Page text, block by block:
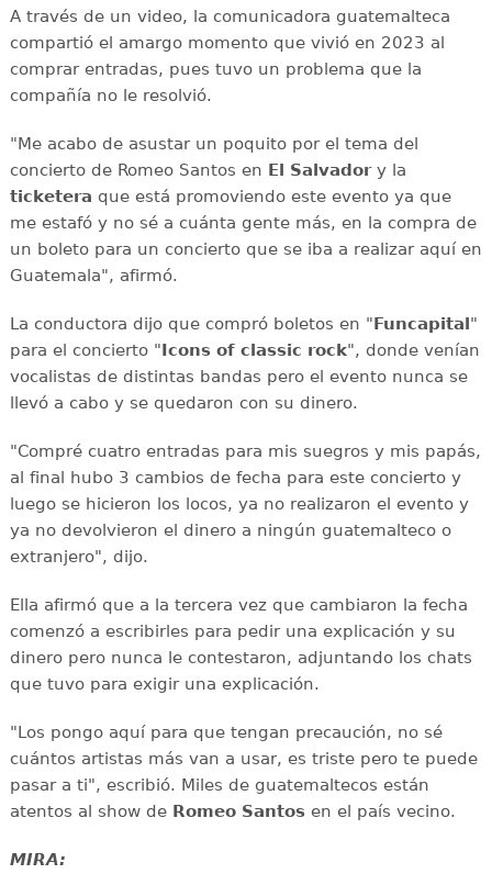
A través de un video, la comunicadora guatemalteca
compartió el amargo momento que vivió en 2023 al
comprar entradas, pues tuvo un problema que la
compañía no le resolvió.
"Me acabo de asustar un poquito por el tema del
concierto de Romeo Santos en El Salvadory la
ticketera que está promoviendo este evento ya que
me estafó y no sé a cuánta gente más, en la compra de
un boleto para un concierto que se iba a realizar aquí en
Guatemala", afirmó.
La conductora dijo que compró boletos en "Funcapital"
para el concierto "Icons of classic rock", donde venían
vocalistas de distintas bandas pero el evento nunca se
llevó a cabo y se quedaron con su dinero.
"Compré cuatro entradas para mis suegros y mis papás,
al final hubo 3 cambios de fecha para este concierto y
luego se hicieron los locos, ya no realizaron el evento y
ya no devolvieron el dinero a ningún guatemalteco o
extranjero", dijo.
Ella afirmó que a la tercera vez que cambiaron la fecha
comenzó a escribirles para pedir una explicación y su
dinero pero nunca le contestaron, adjuntando los chats
que tuvo para exigir una explicación.
"Los pongo aquí para que tengan precaución, no sé
cuántos artistas más van a usar, es triste pero te puede
pasar a ti", escribió. Miles de guatemaltecos están
atentos al show de Romeo Santosen el país vecino.
MIRA: